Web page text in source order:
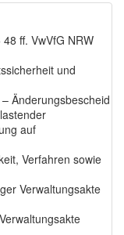
ff. VwVfG NRW
und
Änderungsbescheid
auf
Verfahren sowie
Verwaltungsakte